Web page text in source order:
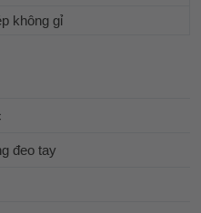
không gỉ
đeo tay